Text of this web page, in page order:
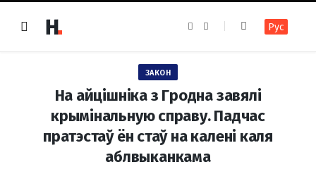
e
k
t
a
m
Рус
ЗАКОН
На айцішніка з Гродна завялі
крымінальную справу. Падчас
пратэстаў ён стаў на калені каля
аблвыканкама